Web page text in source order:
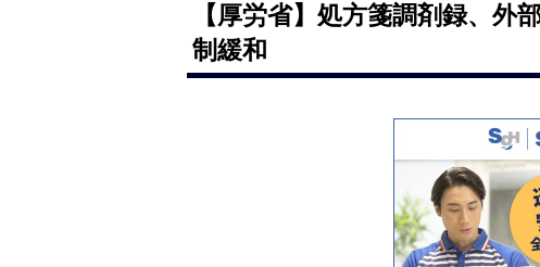
【厚労省】処方箋調剤録、外
制緩和